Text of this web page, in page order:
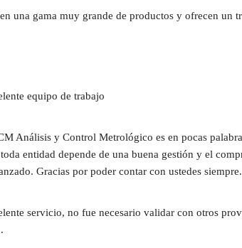
una gama muy grande de productos y ofrecen un
equipo de trabajo
Análisis y Control Metrológico es en pocas
entidad depende de una buena gestión y el
Gracias por poder contar con ustedes siempre.
servicio, no fue necesario validar con otros